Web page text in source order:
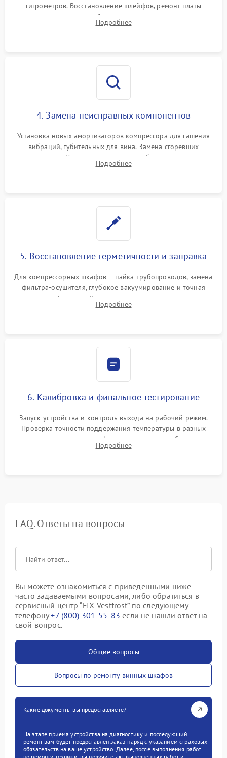
гигрометров. Восстановление шлейфов, ремонт платы
управления, отвечающей за поддержание микроклимата.
Проверка систем защиты от УФ-излучения и подсветки.
Подробнее
4. Замена неисправных компонентов
Установка новых амортизаторов компрессора для гашения
вибраций, губительных для вина. Замена сгоревших
элементов Пельтье, вентиляторов обдува, угольных
фильтров или поврежденных уплотнителей дверцы.
Подробнее
5. Восстановление герметичности и заправка
Для компрессорных шкафов — пайка трубопроводов, замена
фильтра-осушителя, глубокое вакуумирование и точная
заправка фреоном. Для термоэлектрических — замена
термопасты и герметизация охлаждающего блока.
Подробнее
6. Калибровка и финальное тестирование
Запуск устройства и контроль выхода на рабочий режим.
Проверка точности поддержания температуры в разных
климатических зонах шкафа, оценка уровня стабильности
влажности и полного отсутствия вибраций корпуса.
Подробнее
FAQ. Ответы на вопросы
Вы можете ознакомиться с приведенными ниже
часто задаваемыми вопросами, либо обратиться в
сервисный центр “FIX-Vestfrost” по следующему
телефону+7 (800) 301-55-83 если не нашли ответ на
свой вопрос.
Общие вопросы
Вопросы по ремонту винных шкафов
Какие документы вы предоставляете?
На этапе приема устройства на диагностику и последующий
ремонт вам будет предоставлен заказ-наряд с указанием страховых
обязательств на ваше устройство. Далее, после выполнения работ